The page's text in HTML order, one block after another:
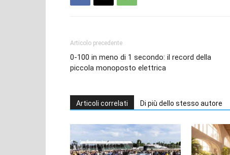
Articolo precedente
0-100 in meno di 1 secondo: il record della
piccola monoposto elettrica
Articoli correlati Di più dello stesso autore